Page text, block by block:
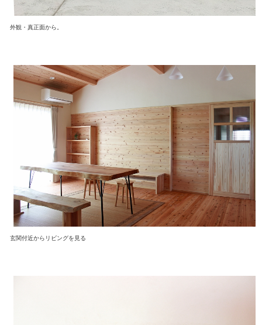
外観・真正面から。
玄関付近からリビングを見る